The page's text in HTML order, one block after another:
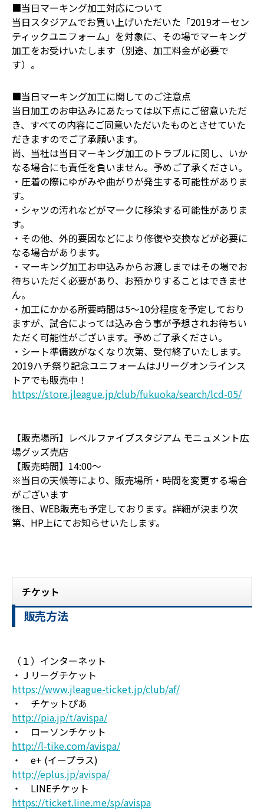
■当日マーキング加工対応について
当日スタジアムでお買い上げいただいた「2019オーセン
ティックユニフォーム」を対象に、その場でマーキング
加工をお受けいたします（別途、加工料金が必要で
す）。
■当日マーキング加工に関してのご注意点
当日加工のお申込みにあたっては以下点にご留意いただ
き、すべての内容にご同意いただいたものとさせていた
だきますのでご了承願います。
尚、当社は当日マーキング加工のトラブルに関し、いか
なる場合にも責任を負いません。予めご了承ください。
・圧着の際にゆがみや曲がりが発生する可能性がありま
す。
・シャツの汚れなどがマークに移染する可能性がありま
す。
・その他、外的要因などにより修復や交換などが必要に
なる場合があります。
・マーキング加工お申込みからお渡しまではその場でお
待ちいただく必要があり、お預かりすることはできませ
ん。
・加工にかかる所要時間は5～10分程度を予定しており
ますが、試合によっては込み合う事が予想されお待ちい
ただく可能性がございます。予めご了承ください。
・シート準備数がなくなり次第、受付終了いたします。
2019ハチ祭り記念ユニフォームはJリーグオンラインス
トアでも販売中！
https://store.jleague.jp/club/fukuoka/search/lcd-05/
【販売場所】レベルファイブスタジアム モニュメント広
場グッズ売店
【販売時間】14:00～
※当日の天候等により、販売場所・時間を変更する場合
がございます
後日、WEB販売も予定しております。詳細が決まり次
第、HP上にてお知らせいたします。
チケット
販売方法
（１）インターネット
・Ｊリーグチケット
https://www.jleague-ticket.jp/club/af/
・ チケットぴあ
http://pia.jp/t/avispa/
・ ローソンチケット
http://l-tike.com/avispa/
・ e+ (イープラス)
http://eplus.jp/avispa/
・ LINEチケット
https://ticket.line.me/sp/avispa